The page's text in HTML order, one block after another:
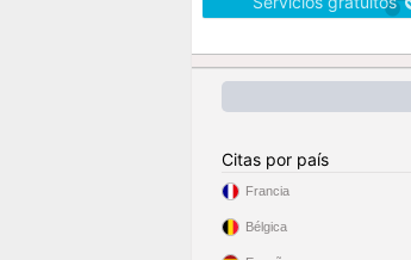
Citas por país
Francia
Bélgica